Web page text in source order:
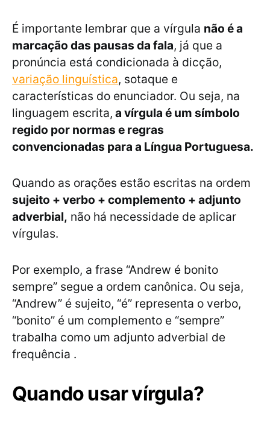
É importante lembrar que a vírgula não é a
marcação das pausas da fala, já que a
pronúncia está condicionada à dicção,
variação linguística, sotaque e
características do enunciador. Ou seja, na
linguagem escrita, a vírgula é um símbolo
regido por normas e regras
convencionadas para a Língua Portuguesa.
Quando as orações estão escritas na ordem
sujeito + verbo + complemento + adjunto
adverbial, não há necessidade de aplicar
vírgulas.
Por exemplo, a frase “Andrew é bonito
sempre” segue a ordem canônica. Ou seja,
“Andrew” é sujeito, “é” representa o verbo,
“bonito” é um complemento e “sempre”
trabalha como um adjunto adverbial de
frequência .
Quando usar vírgula?